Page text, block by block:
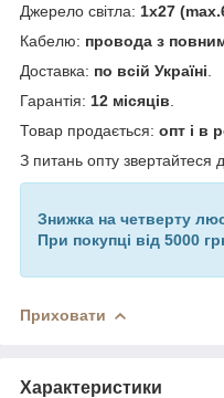
Джерело світла: 1х27 (max.
Кабелю: провода з
Доставка: по всій Україні
Гарантія: 12 місяців
Товар продається: опт і в
З питань опту звертайтеся
Знижка на четверту
При покупці від 5000
Приховати
Характеристики